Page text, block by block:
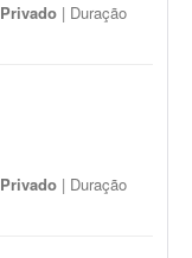
Privado | Duração
Privado | Duração